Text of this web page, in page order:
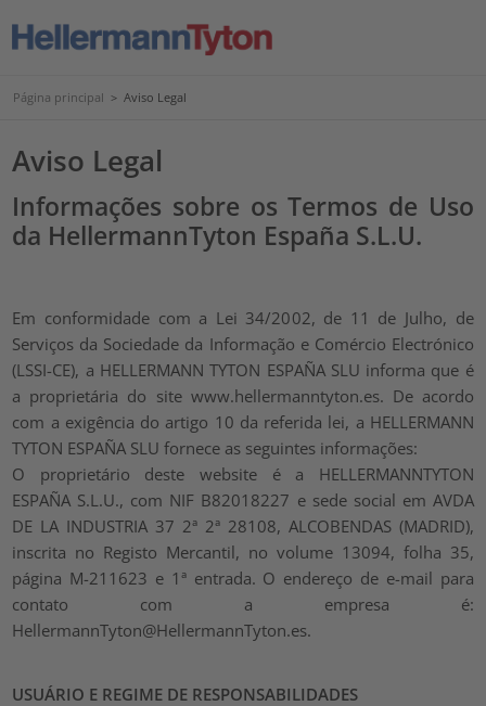
Página principal > Aviso Legal
Aviso Legal
Informações sobre os Termos de Uso
da HellermannTyton España S.L.U.
Em conformidade com a Lei 34/2002, de 11 de Julho, de
Serviços da Sociedade da Informação e Comércio Electrónico
(LSSI-CE), a HELLERMANN TYTON ESPAÑA SLU informa que é
a proprietária do site www.hellermanntyton.es. De acordo
com a exigência do artigo 10 da referida lei, a HELLERMANN
TYTON ESPAÑA SLU fornece as seguintes informações:
O proprietário deste website é a HELLERMANNTYTON
ESPAÑA S.L.U., com NIF B82018227 e sede social em AVDA
DE LA INDUSTRIA 37 2ª 2ª 28108, ALCOBENDAS (MADRID),
inscrita no Registo Mercantil, no volume 13094, folha 35,
página M-211623 e 1ª entrada. O endereço de e-mail para
contato com a empresa é:
HellermannTyton@HellermannTyton.es.
USUÁRIO E REGIME DE RESPONSABILIDADES